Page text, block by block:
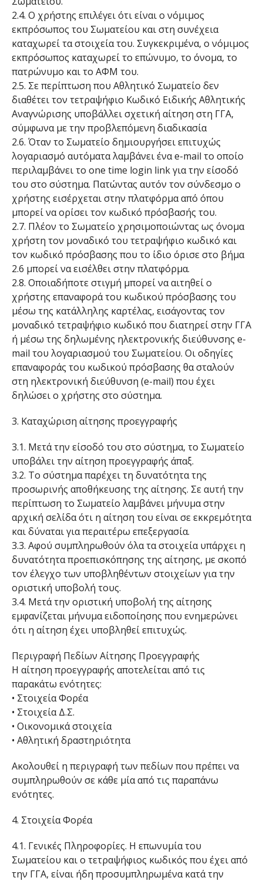
2.4. Ο χρήστης επιλέγει ότι είναι ο νόμιμος
εκπρόσωπος του Σωματείου και στη συνέχεια
καταχωρεί τα στοιχεία του. Συγκεκριμένα, ο νόμιμος
εκπρόσωπος καταχωρεί το επώνυμο, το όνομα, το
πατρώνυμο και το ΑΦΜ του.
2.5. Σε περίπτωση που Αθλητικό Σωματείο δεν
διαθέτει τον τετραψήφιο Κωδικό Ειδικής Αθλητικής
Αναγνώρισης υποβάλλει σχετική αίτηση στη ΓΓΑ,
σύμφωνα με την προβλεπόμενη διαδικασία
2.6. Όταν το Σωματείο δημιουργήσει επιτυχώς
λογαριασμό αυτόματα λαμβάνει ένα e-mail το οποίο
περιλαμβάνει το one time login link για την είσοδό
του στο σύστημα. Πατώντας αυτόν τον σύνδεσμο ο
χρήστης εισέρχεται στην πλατφόρμα από όπου
μπορεί να ορίσει τον κωδικό πρόσβασής του.
2.7. Πλέον το Σωματείο χρησιμοποιώντας ως όνομα
χρήστη τον μοναδικό του τετραψήφιο κωδικό και
τον κωδικό πρόσβασης που το ίδιο όρισε στο βήμα
2.6 μπορεί να εισέλθει στην πλατφόρμα.
2.8. Οποιαδήποτε στιγμή μπορεί να αιτηθεί ο
χρήστης επαναφορά του κωδικού πρόσβασης του
μέσω της κατάλληλης καρτέλας, εισάγοντας τον
μοναδικό τετραψήφιο κωδικό που διατηρεί στην ΓΓΑ
ή μέσω της δηλωμένης ηλεκτρονικής διεύθυνσης e-
mail του λογαριασμού του Σωματείου. Οι οδηγίες
επαναφοράς του κωδικού πρόσβασης θα σταλούν
στη ηλεκτρονική διεύθυνση (e-mail) που έχει
δηλώσει ο χρήστης στο σύστημα.
3. Καταχώριση αίτησης προεγγραφής
3.1. Μετά την είσοδό του στο σύστημα, το Σωματείο
υποβάλει την αίτηση προεγγραφής άπαξ.
3.2. Το σύστημα παρέχει τη δυνατότητα της
προσωρινής αποθήκευσης της αίτησης. Σε αυτή την
περίπτωση το Σωματείο λαμβάνει μήνυμα στην
αρχική σελίδα ότι η αίτηση του είναι σε εκκρεμότητα
και δύναται για περαιτέρω επεξεργασία.
3.3. Αφού συμπληρωθούν όλα τα στοιχεία υπάρχει η
δυνατότητα προεπισκόπησης της αίτησης, με σκοπό
τον έλεγχο των υποβληθέντων στοιχείων για την
οριστική υποβολή τους.
3.4. Μετά την οριστική υποβολή της αίτησης
εμφανίζεται μήνυμα ειδοποίησης που ενημερώνει
ότι η αίτηση έχει υποβληθεί επιτυχώς.
Περιγραφή Πεδίων Αίτησης Προεγγραφής
Η αίτηση προεγγραφής αποτελείται από τις
παρακάτω ενότητες:
• Στοιχεία Φορέα
• Στοιχεία Δ.Σ.
• Οικονομικά στοιχεία
• Αθλητική δραστηριότητα
Ακολουθεί η περιγραφή των πεδίων που πρέπει να
συμπληρωθούν σε κάθε μία από τις παραπάνω
ενότητες.
4. Στοιχεία Φορέα
4.1. Γενικές Πληροφορίες. Η επωνυμία του
Σωματείου και ο τετραψήφιος κωδικός που έχει από
την ΓΓΑ, είναι ήδη προσυμπληρωμένα κατά την